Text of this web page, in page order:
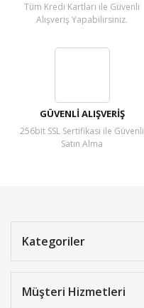
Tüm Kredi Kartları ile Güvenli
Alışveriş Yapabilirsiniz.
GÜVENLİ ALIŞVERİŞ
256bit SSL Sertifikası ile Güvenli
Satın Alma
Kategoriler
Müşteri Hizmetleri